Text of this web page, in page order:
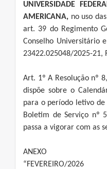
UNIVERSIDADE
AMERICANA, no uso
art. 39 do Regimento
Conselho Universitário
23422.025048/2025-21,
Art. 1º A Resolução nº
dispõe sobre o
para o período letivo
Boletim de Serviço nº
passa a vigorar com as
ANEXO
“FEVEREIRO/2026